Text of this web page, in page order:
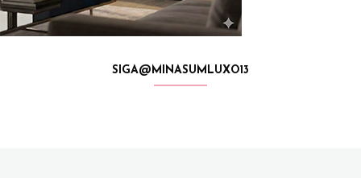
SIGA@MINASUMLUXO13